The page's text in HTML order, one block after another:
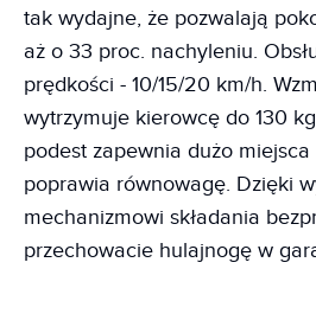
tak wydajne, że pozwalają
aż o 33 proc. nachyleniu.
prędkości - 10/15/20 km/h.
wytrzymuje kierowcę do 130
podest zapewnia dużo
poprawia równowagę. Dzięki
mechanizmowi składania
przechowacie hulajnogę w